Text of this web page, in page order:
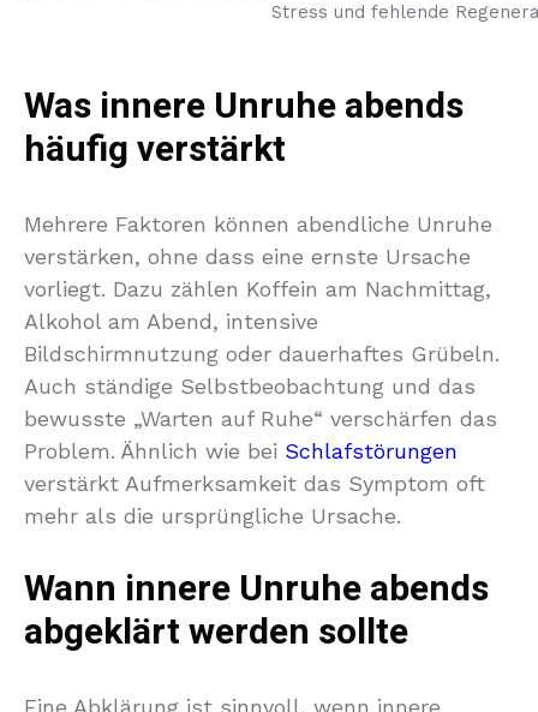
Stress und fehlende
Was innere Unruhe abends
häufig verstärkt
Mehrere Faktoren können abendliche Unruhe
verstärken, ohne dass eine ernste Ursache
vorliegt. Dazu zählen Koffein am Nachmittag,
Alkohol am Abend, intensive
Bildschirmnutzung oder dauerhaftes Grübeln.
Auch ständige Selbstbeobachtung und das
bewusste „Warten auf Ruhe“ verschärfen das
Problem. Ähnlich wie bei Schlafstörungen
verstärkt Aufmerksamkeit das Symptom oft
mehr als die ursprüngliche Ursache.
Wann innere Unruhe abends
abgeklärt werden sollte
Eine Abklärung ist sinnvoll, wenn innere